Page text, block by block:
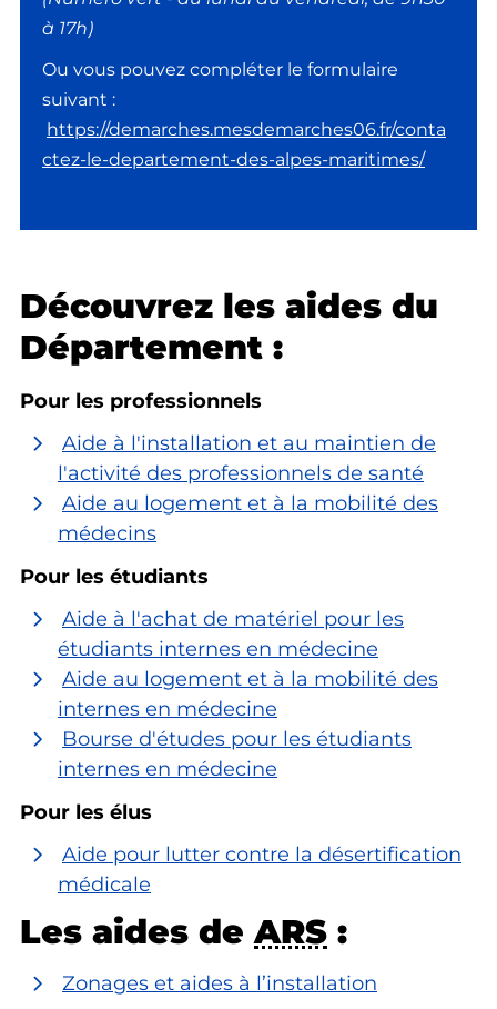
à 17h)
Ou vous pouvez compléter le formulaire
suivant :
https://demarches.mesdemarches06.fr/conta
ctez-le-departement-des-alpes-maritimes/
Découvrez les aides du
Département :
Pour les professionnels
Aide à l'installation et au maintien de
l'activité des professionnels de santé
Aide au logement et à la mobilité des
médecins
Pour les étudiants
Aide à l'achat de matériel pour les
étudiants internes en médecine
Aide au logement et à la mobilité des
internes en médecine
Bourse d'études pour les étudiants
internes en médecine
Pour les élus
Aide pour lutter contre la désertification
médicale
Les aides deARS :
Zonages et aides à l’installation